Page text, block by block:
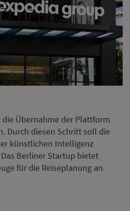
Übernahme der Plattform
Durch diesen Schritt soll die
künstlichen Intelligenz
Berliner Startup bietet
für die Reiseplanung an.
Media-
Mehrheit